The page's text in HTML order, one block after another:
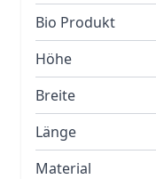
Bio Produkt
Höhe
Breite
Länge
Material